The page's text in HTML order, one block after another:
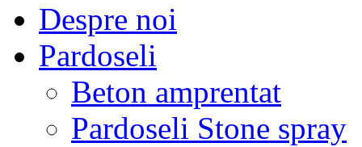
Despre noi
Pardoseli
Beton amprentat
Pardoseli Stone spray